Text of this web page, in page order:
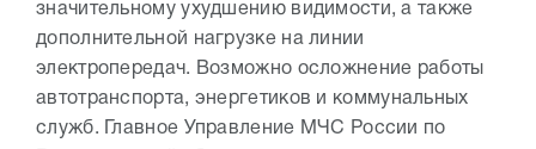
значительному ухудшению видимости, а также
дополнительной нагрузке на линии
электропередач. Возможно осложнение работы
автотранспорта, энергетиков и коммунальных
служб. Главное Управление МЧС России по